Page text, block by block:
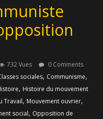
732 Vues
0 Comments
sociales, Communisme,
, Histoire du mouvement
Travail, Mouvement ouvrier,
social, Opposition de